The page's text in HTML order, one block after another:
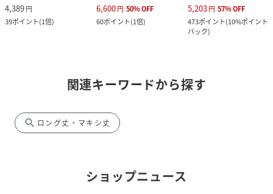
4,389円
39ポイント(1倍)
6,600円 50%OFF
60ポイント(1倍)
5,203円 57%OFF
473ポイント(10%ポイント
バック)
関連キーワードから探す
search ロング丈・マキシ丈
ショップニュース